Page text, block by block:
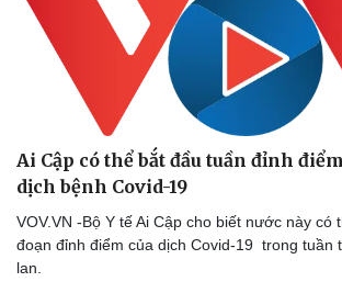
Ai Cập có thể bắt đầu tuần đỉnh
dịch bệnh Covid-19
VOV.VN -Bộ Y tế Ai Cập cho biết nước này có
đoạn đỉnh điểm của dịch Covid-19 trong tuần
lan.